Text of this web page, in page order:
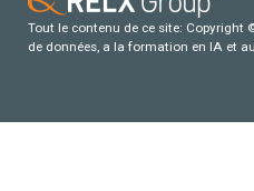
Tout le contenu de ce site: Copyright
de données, a la formation en IA et